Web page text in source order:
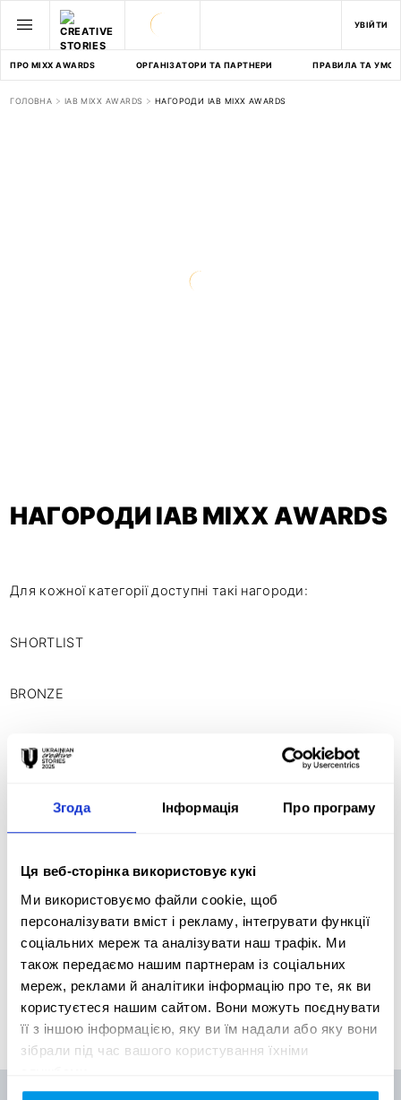
Згода Інформація Про програму
Ця веб-сторінка використовує кукі
Ми використовуємо файли cookie, щоб
персоналізувати вміст і рекламу, інтегрувати функції
соціальних мереж та аналізувати наш трафік. Ми
також передаємо нашим партнерам із соціальних
мереж, реклами й аналітики інформацію про те, як ви
користуєтеся нашим сайтом. Вони можуть поєднувати
її з іншою інформацією, яку ви їм надали або яку вони
зібрали під час вашого користування їхніми
УВІЙТИ
ПРО MIXX AWARDS ОРГАНІЗАТОРИ ТА ПАРТНЕРИ ПРАВИЛА ТА
НАГОРОДИ IAB MIXX AWARDS
ГОЛОВНА IAB MIXX AWARDS НАГОРОДИ IAB MIXX AWARDS
Для кожної категорії доступні такі нагороди:
SHORTLIST
BRONZE
SILVER
категорії будуть включені до боротьби за головну
нагороду конкурсу - MIXX Grand Prix, що представляє
вершину досягнень у європейському цифровому
маркетингу цього року.